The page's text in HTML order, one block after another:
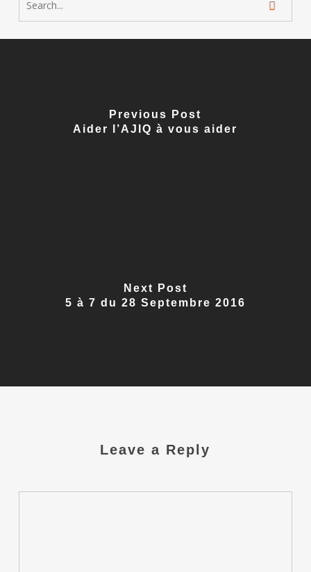
Previous Post
Aider l’AJIQ à vous aider
Next Post
5 à 7 du 28 Septembre 2016
Leave a Reply